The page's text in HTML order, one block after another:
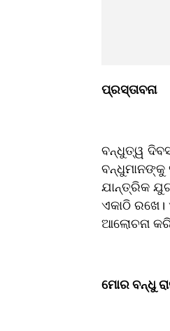
ପ୍ରସ୍ତାବନା
ବନ୍ଧୁତ୍ୱ
ବନ୍ଧୁମାନଙ୍କୁ
ଯାନ୍ତ୍ରିକ
ଏକାଠି ରଖେ।
ଆଲୋଚନା
ମୋର ବନ୍ଧୁ